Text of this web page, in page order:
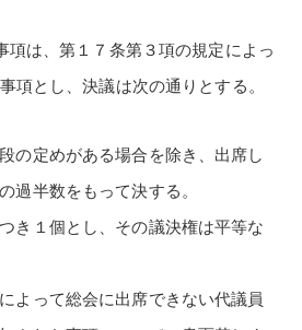
は、第１７条第３項の規定によっ
項とし、決議は次の通りとする。
の定めがある場合を除き、出席し
過半数をもって決する。
き１個とし、その議決権は平等な
よって総会に出席できない代議員